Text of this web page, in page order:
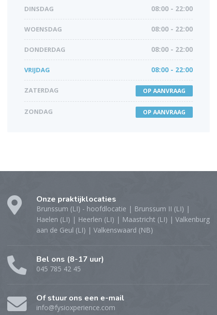
DINSDAG 08:00 - 22:00
WOENSDAG 08:00 - 22:00
DONDERDAG 08:00 - 22:00
VRIJDAG 08:00 - 22:00
ZATERDAG OP AANVRAAG
ZONDAG OP AANVRAAG
Onze praktijklocaties
Brunssum (LI) - hoofdlocatie | Brunssum II (LI) |
Haelen (LI) | Heerlen (LI) | Maastricht (LI) | Valkenburg
aan de Geul (LI) | Valkenswaard (NB)
Bel ons (8-17 uur)
045 785 42 45
Of stuur ons een e-mail
info@fysioxperience.com